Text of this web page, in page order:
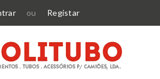
ou Registar